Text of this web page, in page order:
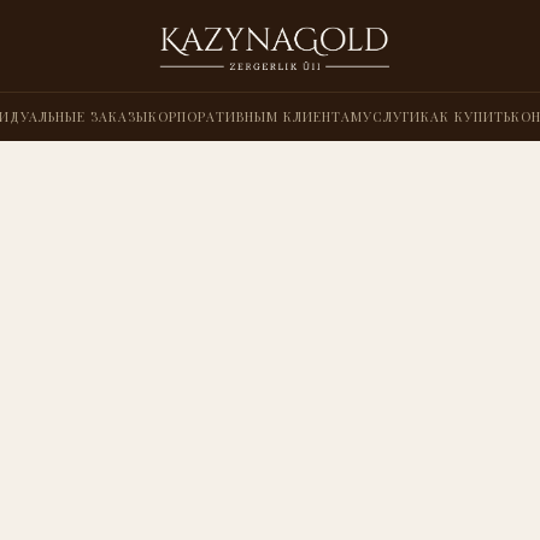
ЗАКАЗЫКОРПОРАТИВНЫМ КЛИЕНТАМУСЛУГИКАК КУПИТЬ